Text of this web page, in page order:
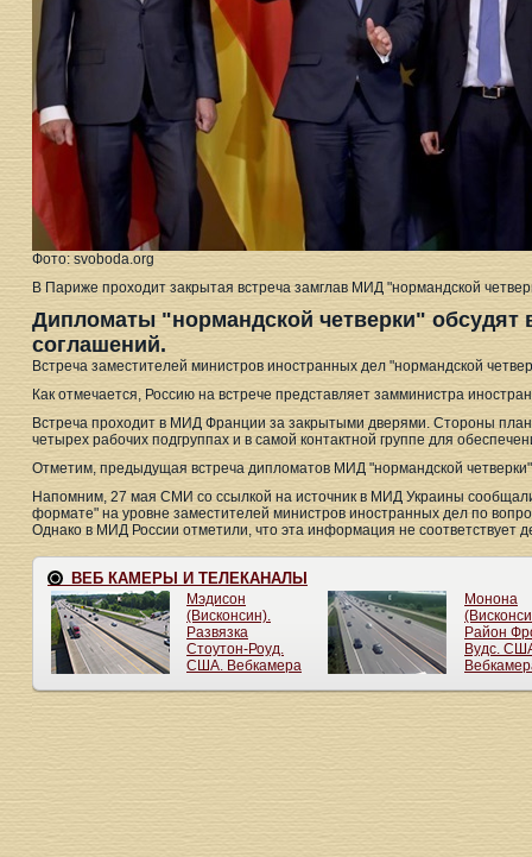
Фото: svoboda.org
В Париже проходит закрытая встреча замглав МИД "нормандской
Дипломаты "нормандской четверки" обсудят
соглашений.
Встреча заместителей министров иностранных дел "нормандской
Как отмечается, Россию на встрече представляет замминистра
Встреча проходит в МИД Франции за закрытыми дверями. Стороны
четырех рабочих подгруппах и в самой контактной группе для
Отметим, предыдущая встреча дипломатов МИД "нормандской
Напомним, 27 мая СМИ со ссылкой на источник в МИД Украины
формате" на уровне заместителей министров иностранных дел по
Однако в МИД России отметили, что эта информация не соответствует